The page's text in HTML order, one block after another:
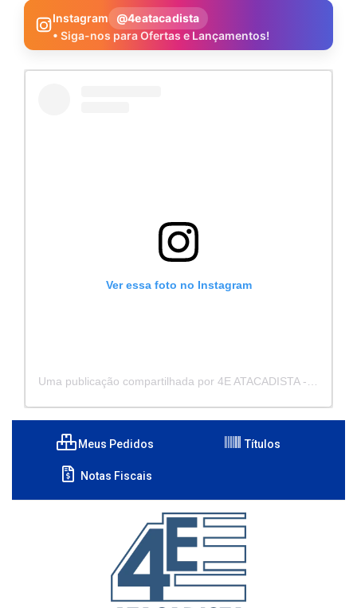
Instagram
@4eatacadista
• Siga-nos para Ofertas e Lançamentos!
Ver essa foto no Instagram
Meus Pedidos Títulos
Notas Fiscais